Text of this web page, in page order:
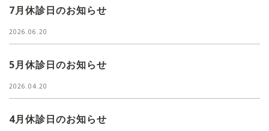
7月休診日のお知らせ
2026.06.20
5月休診日のお知らせ
2026.04.20
4月休診日のお知らせ